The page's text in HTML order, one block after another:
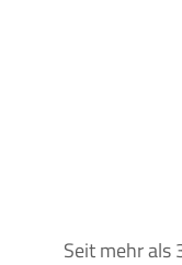
Seit mehr als